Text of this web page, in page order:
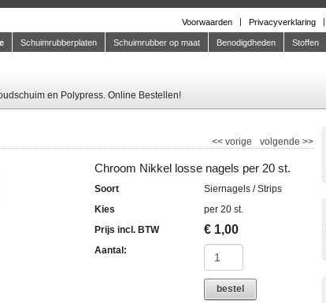
Voorwaarden Privacyverklaring
en Polypress. Online Bestellen!
Schuimrubberplaten Schuimrubber op maat Benodigdheden Stoffen
volgende >>
<<vorige
Chroom Nikkel losse nagels per 20 st.
Soort
Siernagels / Strips
Kies
per 20 st.
Prijs incl. BTW
€ 1,00
Aantal:
bestel